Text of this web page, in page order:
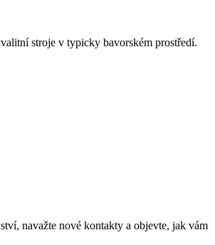
stroje v typicky bavorském prostředí.
navažte nové kontakty a objevte, jak vám